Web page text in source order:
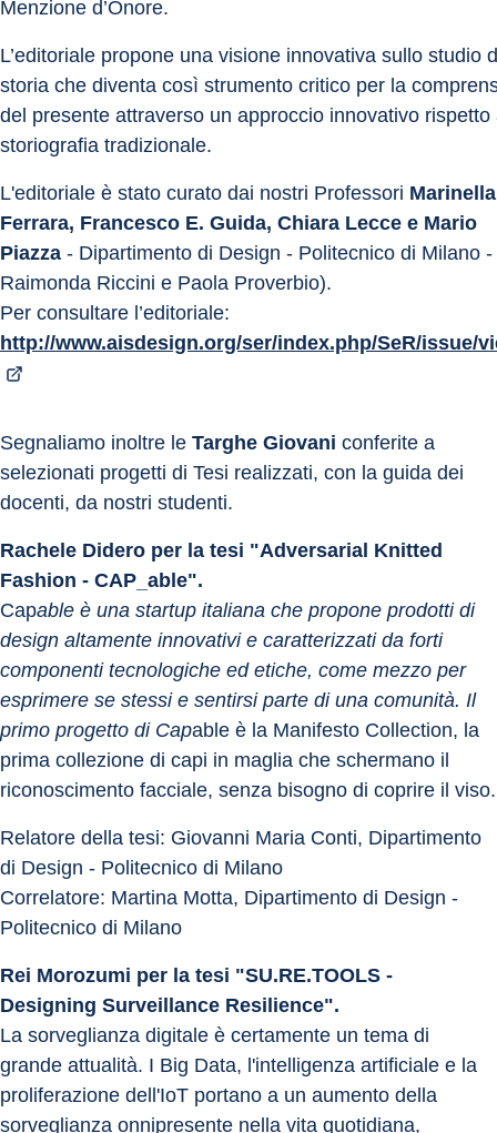
Menzione d’Onore.
L’editoriale propone una visione innovativa sullo studio
storia che diventa così strumento critico per la
del presente attraverso un approccio innovativo
storiografia tradizionale.
L'editoriale è stato curato dai nostri Professori
Ferrara, Francesco E. Guida, Chiara Lecce e Mario
Piazza - Dipartimento di Design - Politecnico di Milano
Raimonda Riccini e Paola Proverbio).
Per consultare l’editoriale:
http://www.aisdesign.org/ser/index.php/SeR/issue/
Segnaliamo inoltre le Targhe Giovani conferite a
selezionati progetti di Tesi realizzati, con la guida dei
docenti, da nostri studenti.
Rachele Didero per la tesi "Adversarial Knitted
Fashion - CAP_able".
Capable è una startup italiana che propone prodotti di
design altamente innovativi e caratterizzati da forti
componenti tecnologiche ed etiche, come mezzo per
esprimere se stessi e sentirsi parte di una comunità. Il
primo progetto di Capable è la Manifesto Collection, la
prima collezione di capi in maglia che schermano il
riconoscimento facciale, senza bisogno di coprire il viso.
Relatore della tesi: Giovanni Maria Conti, Dipartimento
di Design - Politecnico di Milano
Correlatore: Martina Motta, Dipartimento di Design -
Politecnico di Milano
Rei Morozumi per la tesi "SU.RE.TOOLS -
Designing Surveillance Resilience".
La sorveglianza digitale è certamente un tema di
grande attualità. I Big Data, l'intelligenza artificiale e la
proliferazione dell'IoT portano a un aumento della
sorveglianza onnipresente nella vita quotidiana,